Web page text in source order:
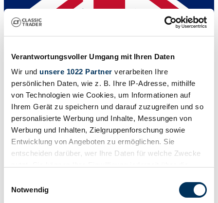
Verantwortungsvoller Umgang mit Ihren Daten
Wir und unsere 1022 Partner verarbeiten Ihre
persönlichen Daten, wie z. B. Ihre IP-Adresse, mithilfe
von Technologien wie Cookies, um Informationen auf
Ihrem Gerät zu speichern und darauf zuzugreifen und so
personalisierte Werbung und Inhalte, Messungen von
Werbung und Inhalten, Zielgruppenforschung sowie
Entwicklung von Angeboten zu ermöglichen. Sie
entscheiden darüber, wer Ihre Daten für welche Zwecke
Trigger Symbol ändern oder widerrufen
Notwendig
Auktionshaus
R53
Karosserieform
Kleinwagen (3-Türen)
Tachostand (abgelesen)
39.000 mi
Leistung (kW/PS)
155 / 211